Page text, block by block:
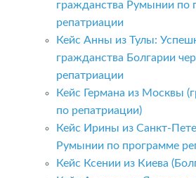
гражданства Румынии по
репатриации
Кейс Анны из Тулы:
гражданства Болгарии
репатриации
Кейс Германа из Москвы
по репатриации)
Кейс Ирины из Санкт-
Румынии по программе
Кейс Ксении из Киева